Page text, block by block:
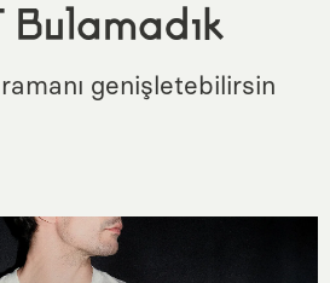
Bulamadık
genişletebilirsin